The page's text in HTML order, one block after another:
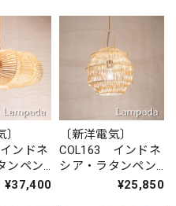
〕
ンドネ
ンペン
ト
¥37,400
〔新洋電気〕
COL163 インドネ
シア・ラタンペン
ダントライト¥25,850